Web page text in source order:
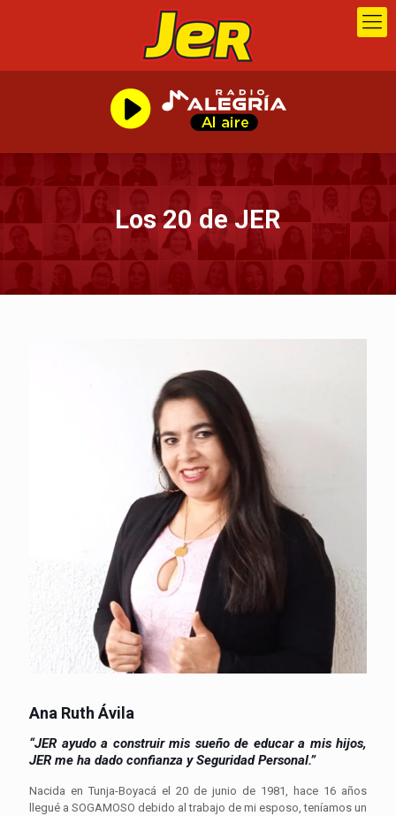
Los 20 de JER
Ana Ruth Ávila
“JER ayudo a construir mis sueño de educar a mis hijos,
JER me ha dado confianza y Seguridad Personal.”
Nacida en Tunja-Boyacá el 20 de junio de 1981, hace 16 años
llegué a SOGAMOSO debido al trabajo de mi esposo, teníamos un